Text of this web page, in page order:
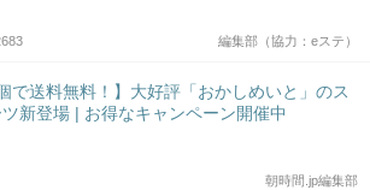
編集部（協力：eステ）
個で送料無料！】大好評「おかしめいと」のス
新登場 | お得なキャンペーン開催中
朝時間.jp編集部